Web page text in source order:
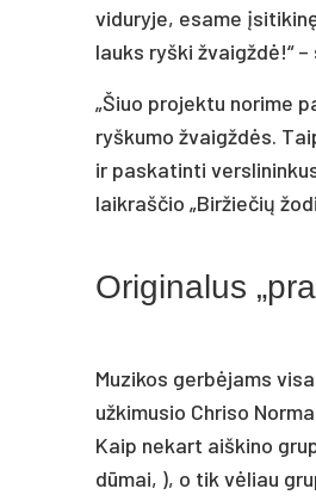
viduryje, esame
lauks ryški žvaigždė!“
„Šiuo projektu norime
ryškumo žvaigždės.
ir paskatinti
laikraščio „Biržiečių
Originalus
Muzikos gerbėjams
užkimusio Chriso
Kaip nekart aiškino
dūmai, ), o tik vėliau